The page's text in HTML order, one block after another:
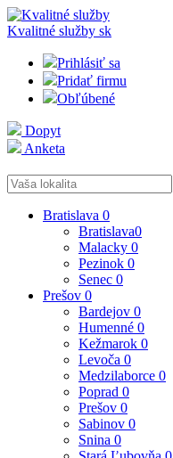
Kvalitné služby sk
Prihlásiť sa
Pridať firmu
Obľúbené
Dopyt
Anketa
Bratislava 0
Bratislava0
Malacky 0
Pezinok 0
Senec 0
Prešov 0
Bardejov 0
Humenné 0
Kežmarok 0
Levoča 0
Medzilaborce 0
Poprad 0
Prešov 0
Sabinov 0
Snina 0